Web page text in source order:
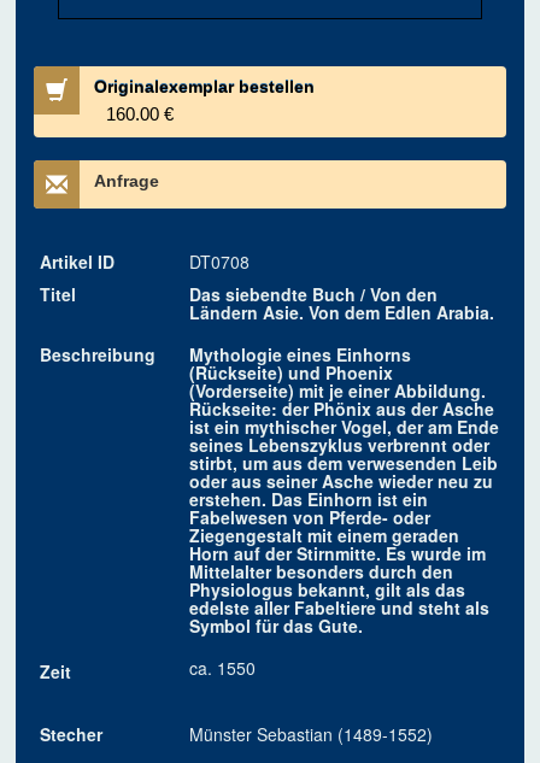
Originalexemplar bestellen
160.00 €
Anfrage
Artikel ID
DT0708
Titel
Das siebendte Buch / Von den
Ländern Asie. Von dem Edlen Arabia.
Beschreibung
Mythologie eines Einhorns
(Rückseite) und Phoenix
(Vorderseite) mit je einer Abbildung.
Rückseite: der Phönix aus der Asche
ist ein mythischer Vogel, der am Ende
seines Lebenszyklus verbrennt oder
stirbt, um aus dem verwesenden Leib
oder aus seiner Asche wieder neu zu
erstehen. Das Einhorn ist ein
Fabelwesen von Pferde- oder
Ziegengestalt mit einem geraden
Horn auf der Stirnmitte. Es wurde im
Mittelalter besonders durch den
Physiologus bekannt, gilt als das
edelste aller Fabeltiere und steht als
Symbol für das Gute.
Zeit
ca. 1550
Stecher
Münster Sebastian (1489-1552)